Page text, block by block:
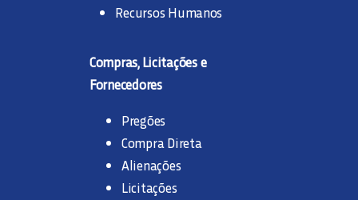
Recursos Humanos
Compras, Licitações e
Fornecedores
Pregões
Compra Direta
Alienações
Licitações